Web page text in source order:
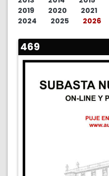
2019
2020 2021
2024
2025 2026
469